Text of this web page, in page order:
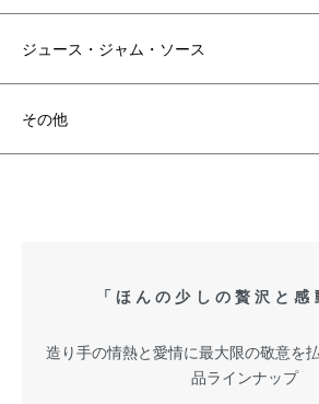
ジュース・ジャム・ソース
その他
「ほんの少しの贅沢と感
造り手の情熱と愛情に最大限の敬意を
品ラインナップ